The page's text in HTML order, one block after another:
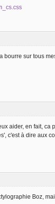
bourre sur tous
aider, en fait,
c'est à dire aux
Boz,